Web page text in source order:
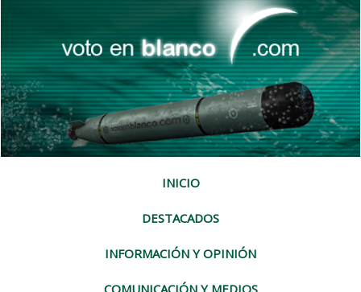
INICIO
DESTACADOS
INFORMACIÓN Y OPINIÓN